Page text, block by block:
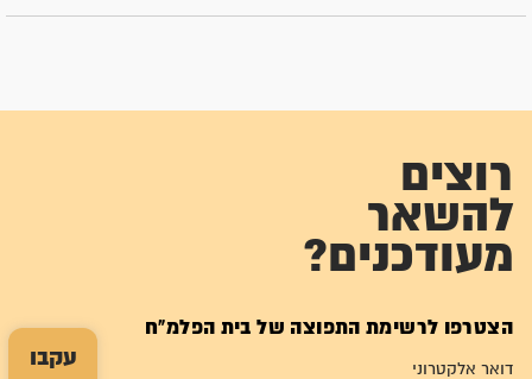
עקבו
רוצים
להשאר
מעודכנים?
הצטרפו לרשימת התפוצה של בית הפלמ"ח